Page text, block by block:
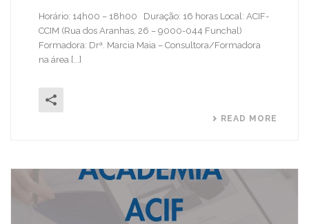
Horário: 14h00 – 18h00 Duração: 16 horas Local: ACIF-
CCIM (Rua dos Aranhas, 26 – 9000-044 Funchal)
Formadora: Drª. Marcia Maia – Consultora/Formadora
na área [...]
READ MORE